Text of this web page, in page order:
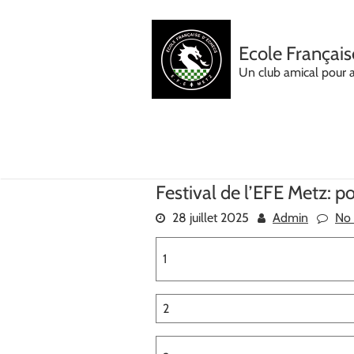
Ecole
Un club amical pour
Festival de l’EFE Metz:
28 juillet 2025 Admin
1
2